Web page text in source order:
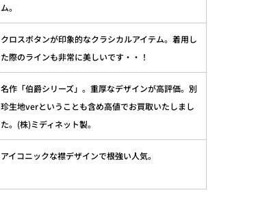
ム。
クロスボタンが印象的なクラシカルアイテム。着用し
た際のラインも非常に美しいです・・！
名作「伯爵シリーズ」。重厚なデザインが高評価。別
珍生地verということも含め高値でお買取いたしまし
た。(株)ミディネット製。
アイコニックな襟デザインで根強い人気。